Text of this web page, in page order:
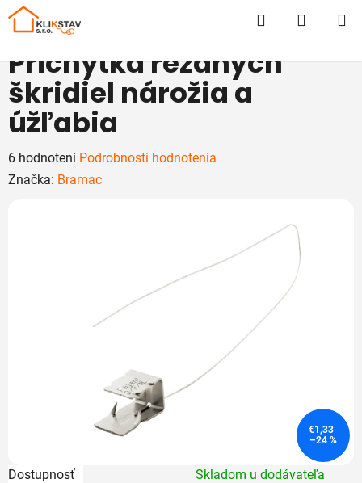
Prejsť
Hľadať
Dostupnosť
Skladom u dodávateľa
Príchytka rezaných
škridiel nárožia a
úžľabia
Priemerné
hodnotenie
6 hodnotení Podrobnosti hodnotenia
Značka: Bramac
€1,33
–24 %